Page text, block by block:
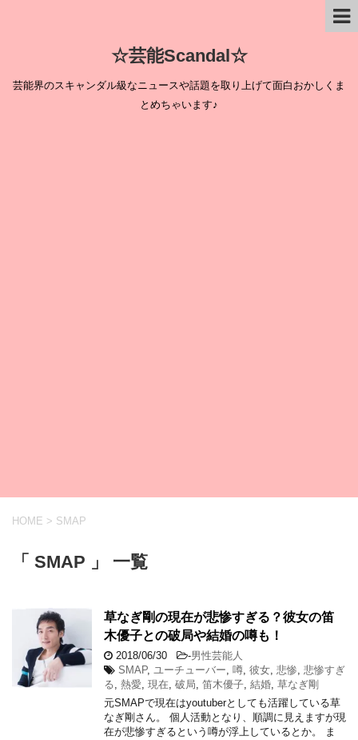
☆芸能Scandal☆
芸能界のスキャンダル級なニュースや話題を取り上げて面白おかしくま
とめちゃいます♪
HOME > SMAP
「 SMAP 」 一覧
草なぎ剛の現在が悲惨すぎる？彼女の笛
木優子との破局や結婚の噂も！
2018/06/30 -男性芸能人
SMAP, ユーチューバー 噂 彼女 悲惨 悲惨すぎ
る 熱愛 現在 破局 笛木優子 結婚 草なぎ剛
元SMAPで現在はyoutuberとしても活躍している草
なぎ剛さん。 個人活動となり、順調に見えますが現
在が悲惨すぎるという噂が浮上しているとか。 ま